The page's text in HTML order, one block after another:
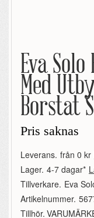
Eva
Med
Borstat
Pris saknas
Leverans. från 0 kr
Lager. 4-7 dagar*
Tillverkare. Eva
Artikelnummer.
Tillhör.